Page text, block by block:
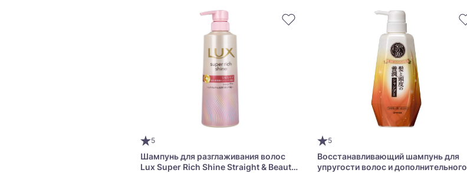
5
Шампунь для разглаживания волос
Lux Super Rich Shine Straight & Beauty
5
Восстанавливающий шампунь для
упругости волос и дополнительного